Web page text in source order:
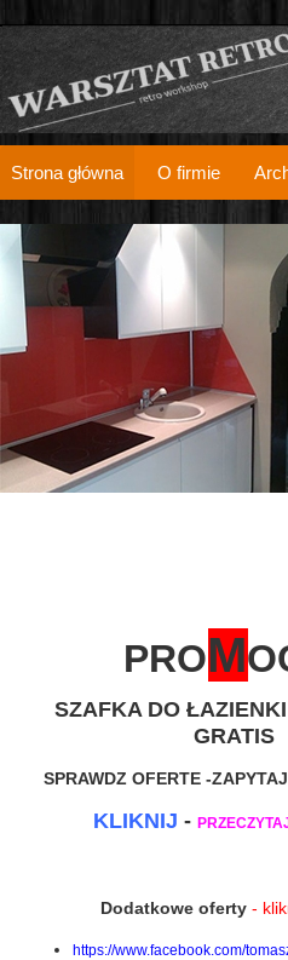
Strona główna O firmie
PROM
SZAFKA DO
GRATIS
SPRAWDZ OFERTE -
KLIKNIJ -
Dodatkowe oferty -
https://www.facebook.com/